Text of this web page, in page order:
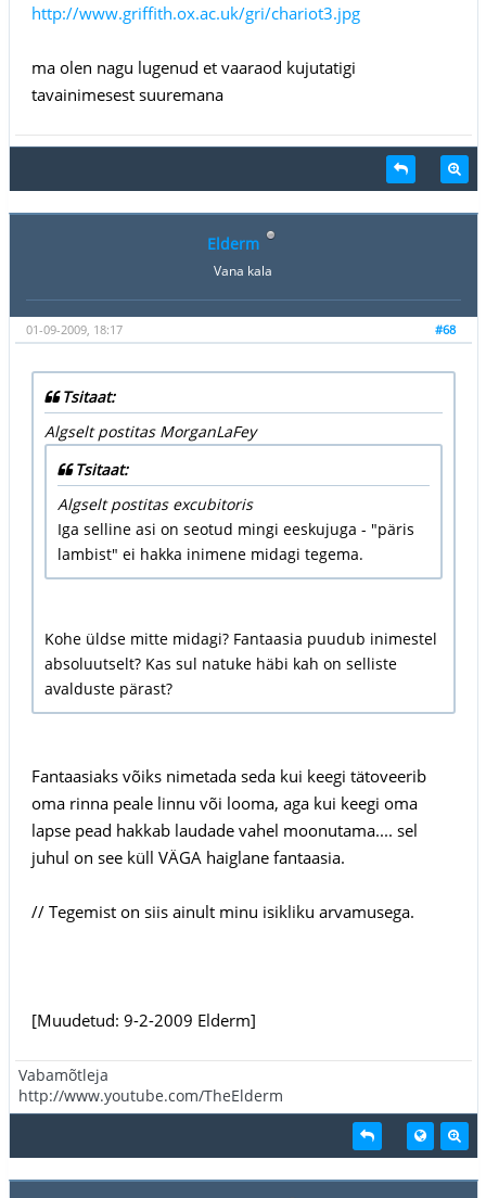
http://www.griffith.ox.ac.uk/gri/chariot3.jpg
ma olen nagu lugenud et vaaraod kujutatigi
tavainimesest suuremana
Elderm
Vana kala
#68
01-09-2009, 18:17
Tsitaat:
Algselt postitas MorganLaFey
Tsitaat:
Algselt postitas excubitoris
Iga selline asi on seotud mingi eeskujuga - "päris
lambist" ei hakka inimene midagi tegema.
Kohe üldse mitte midagi? Fantaasia puudub inimestel
absoluutselt? Kas sul natuke häbi kah on selliste
avalduste pärast?
Fantaasiaks võiks nimetada seda kui keegi tätoveerib
oma rinna peale linnu või looma, aga kui keegi oma
lapse pead hakkab laudade vahel moonutama.... sel
juhul on see küll VÄGA haiglane fantaasia.
// Tegemist on siis ainult minu isikliku arvamusega.
[Muudetud: 9-2-2009 Elderm]
Vabamõtleja
http://www.youtube.com/TheElderm